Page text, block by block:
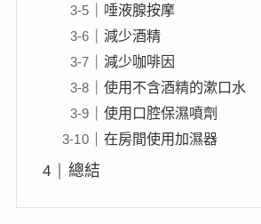
唾液腺按摩
減少酒精
減少咖啡因
使用不含酒精的漱口水
使用口腔保濕噴劑
在房間使用加濕器
總結